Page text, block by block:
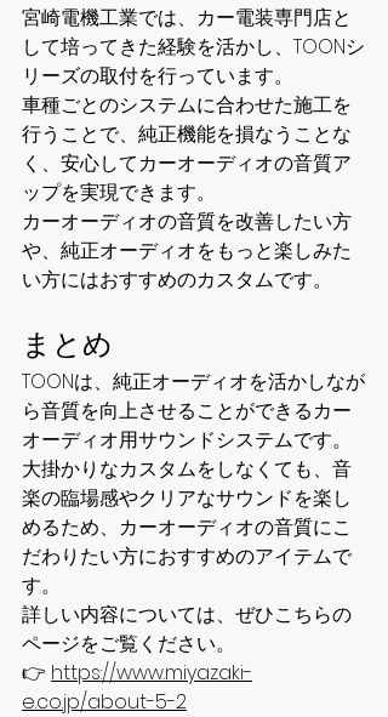
宮崎電機工業では、カー電装専門店と
して培ってきた経験を活かし、TOONシ
リーズの取付を行っています。
車種ごとのシステムに合わせた施工を
行うことで、純正機能を損なうことな
く、安心してカーオーディオの音質ア
ップを実現できます。
カーオーディオの音質を改善したい方
や、純正オーディオをもっと楽しみた
い方にはおすすめのカスタムです。
まとめ
TOONは、純正オーディオを活かしなが
ら音質を向上させることができるカー
オーディオ用サウンドシステムです。
大掛かりなカスタムをしなくても、音
楽の臨場感やクリアなサウンドを楽し
めるため、カーオーディオの音質にこ
だわりたい方におすすめのアイテムで
す。
詳しい内容については、ぜひこちらの
ページをご覧ください。
👉 https://www.miyazaki-
e.co.jp/about-5-2